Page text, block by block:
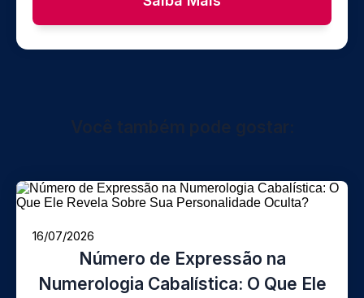
16/07/2026
Número de Expressão na
Numerologia Cabalística: O Que Ele